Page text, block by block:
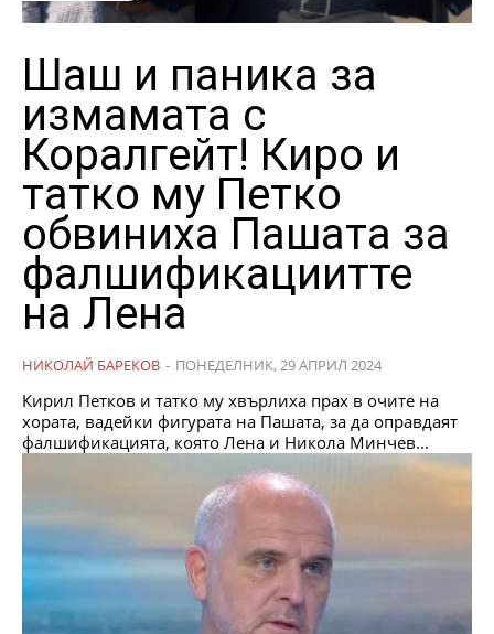
Шаш и паника за
измамата с
Коралгейт! Киро и
татко му Петко
обвиниха Пашата за
фалшификациитте
на Лена
НИКОЛАЙ БАРЕКОВ - ПОНЕДЕЛНИК, 29 АПРИЛ 2024
Кирил Петков и татко му хвърлиха прах в очите на
хората, вадейки фигурата на Пашата, за да оправдаят
фалшификацията, която Лена и Никола Минчев...